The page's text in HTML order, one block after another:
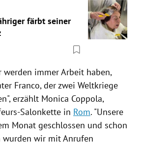
färbt seiner
werden immer Arbeit haben,
Franco, der zwei Weltkriege
erzählt Monica Coppola,
Salonkette in Rom. "Unsere
Monat geschlossen und schon
wurden wir mit Anrufen